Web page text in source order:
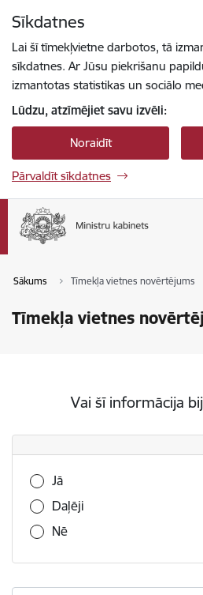
Sīkdatnes
Lai šī tīmekļvietne darbotos, tā
sīkdatnes. Ar Jūsu piekrišanu
izmantotas statistikas un sociālo
Lūdzu, atzīmējiet savu izvēli:
Noraidīt
Pārvaldīt sīkdatnes
Sākums Tīmekļa vietnes novērtējums
Tīmekļa vietnes
Vai šī informācija
Vai šī informācija bija
Jā
Daļēji
Nē